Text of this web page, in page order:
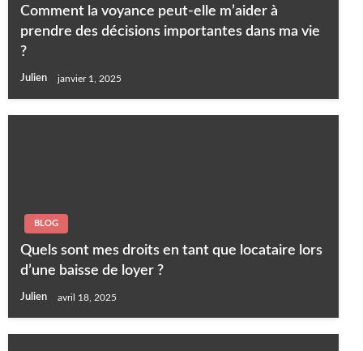
Comment la voyance peut-elle m’aider à
prendre des décisions importantes dans ma vie
?
Julien janvier 1, 2025
BLOG
Quels sont mes droits en tant que locataire lors
d’une baisse de loyer ?
Julien avril 18, 2025